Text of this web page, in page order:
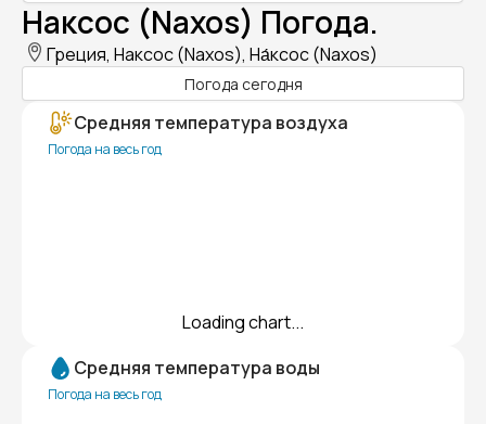
Наксос (Naxos) Погода.
Греция, Наксос (Naxos), На́ксос (Naxos)
Погода сегодня
Средняя температура воздуха
Погода на весь год
Loading chart...
Средняя температура воды
Погода на весь год